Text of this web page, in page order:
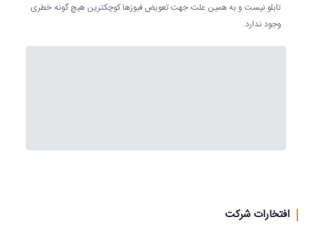
تابلو نیست و به همین علت جهت تعویض فیوزها کوچکترین هیچ گونه خطری
وجود ندارد.
افتخارات شرکت